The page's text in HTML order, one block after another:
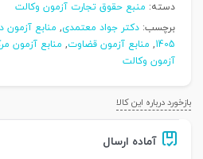
دسته: منبع حقوق تجارت آزمون وکالت
برچسب: دکتر جواد معتمدی, منابع آزمون
1405
, منابع آزمون قضاوت, منابع آزمون
آزمون وکالت
بازخورد درباره این کالا
آماده ارسال